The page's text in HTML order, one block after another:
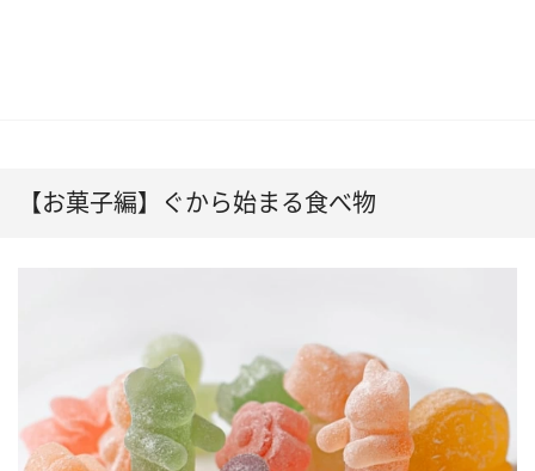
【お菓子編】ぐから始まる食べ物